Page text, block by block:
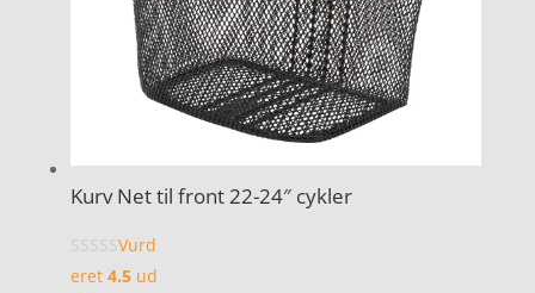
Kurv Net til front 22-24″ cykler
Vurd
eret 4.5ud